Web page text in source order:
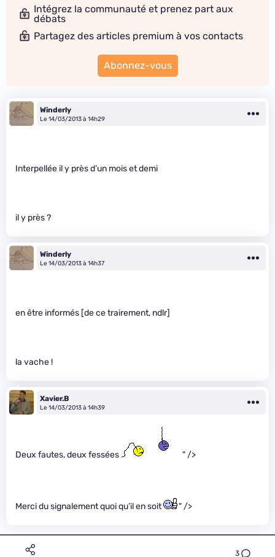
3
Intégrez la communauté et prenez part aux
débats
Partagez des articles premium à vos contacts
Abonnez-vous
Winderly
Le 14/03/2013 à 14h29
Interpellée il y près d’un mois et demi
il y près ?
Winderly
Le 14/03/2013 à 14h37
en être informés [de ce trairement, ndlr]
la vache !
Xavier.B
Le 14/03/2013 à 14h39
Deux fautes, deux fessées " />
Merci du signalement quoi qu’il en soit " />